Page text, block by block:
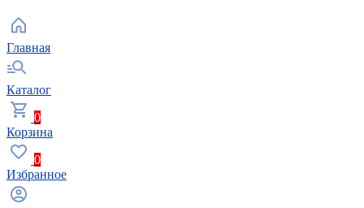
Главная
Каталог
0
Корзина
0
Избранное